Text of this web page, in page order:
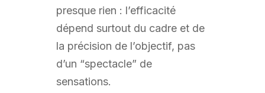
presque rien : l’efficacité
dépend surtout du cadre et de
la précision de l’objectif, pas
d’un “spectacle” de
sensations.